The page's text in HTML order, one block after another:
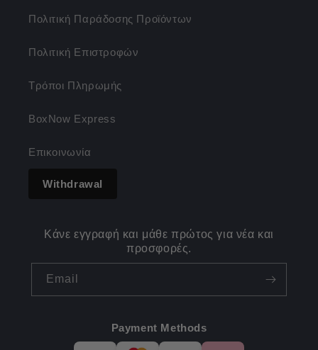
Πολιτική Παράδοσης Προϊόντων
Πολιτική Επιστροφών
Τρόποι Πληρωμής
BoxNow Express
Επικοινωνία
Withdrawal
Κάνε εγγραφή και μάθε πρώτος για νέα και
προσφορές.
Email
Payment Methods